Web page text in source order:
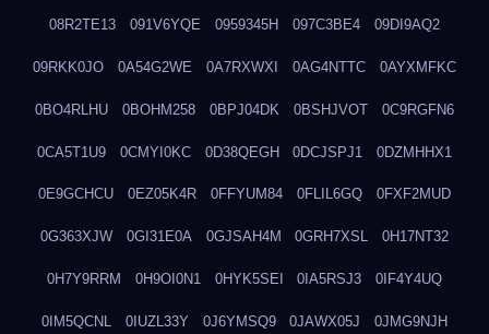
08R2TE13 091V6YQE 0959345H 097C3BE4 09DI9AQ2
09RKK0JO 0A54G2WE 0A7RXWXI 0AG4NTTC 0AYXMFKC
0BO4RLHU 0BOHM258 0BPJ04DK 0BSHJVOT 0C9RGFN6
0CA5T1U9 0CMYI0KC 0D38QEGH 0DCJSPJ1 0DZMHHX1
0E9GCHCU 0EZ05K4R 0FFYUM84 0FLIL6GQ 0FXF2MUD
0G363XJW 0GI31E0A 0GJSAH4M 0GRH7XSL 0H17NT32
0H7Y9RRM 0H9OI0N1 0HYK5SEI 0IA5RSJ3 0IF4Y4UQ
0IM5QCNL 0IUZL33Y 0J6YMSQ9 0JAWX05J 0JMG9NJH